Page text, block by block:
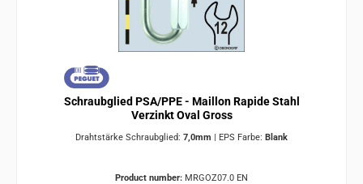
Schraubglied PSA/PPE - Maillon Rapide Stahl
Verzinkt Oval Gross
Drahtstärke Schraubglied: 7,0mm EPS Farbe: Blank
Product number: MRGOZ07.0 EN